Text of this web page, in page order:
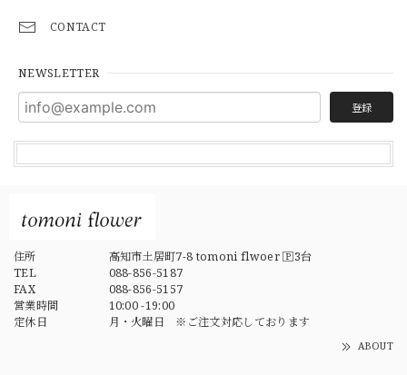
CONTACT
NEWSLETTER
登録
住所
高知市土居町7-8 tomoni flwoer 🄿3台
TEL
088-856-5187
FAX
088-856-5157
営業時間
10:00 -19:00
定休日
月・火曜日 ※ご注文対応しております
ABOUT